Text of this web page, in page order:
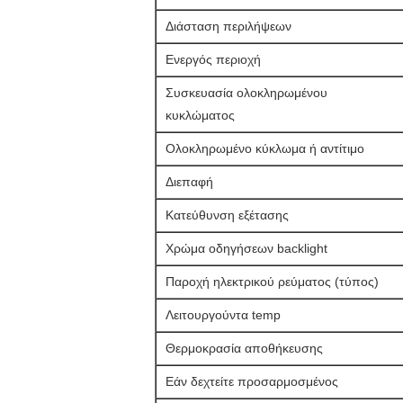
Διάσταση περιλήψεων
Ενεργός περιοχή
Συσκευασία ολοκληρωμένου
κυκλώματος
Ολοκληρωμένο κύκλωμα ή αντίτιμο
Διεπαφή
Κατεύθυνση εξέτασης
Χρώμα οδηγήσεων backlight
Παροχή ηλεκτρικού ρεύματος (τύπος)
Λειτουργούντα temp
Θερμοκρασία αποθήκευσης
Εάν δεχτείτε προσαρμοσμένος